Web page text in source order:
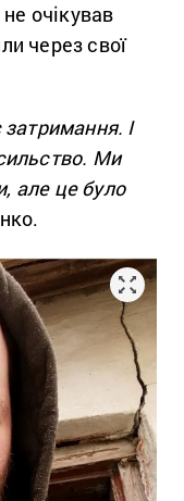
очікував
через свої
І
Ми
але це було